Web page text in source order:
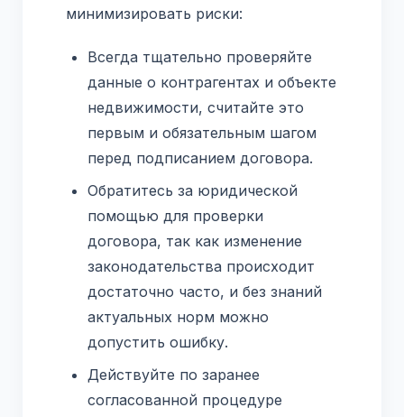
минимизировать риски:
Всегда тщательно проверяйте
данные о контрагентах и объекте
недвижимости, считайте это
первым и обязательным шагом
перед подписанием договора.
Обратитесь за юридической
помощью для проверки
договора, так как изменение
законодательства происходит
достаточно часто, и без знаний
актуальных норм можно
допустить ошибку.
Действуйте по заранее
согласованной процедуре